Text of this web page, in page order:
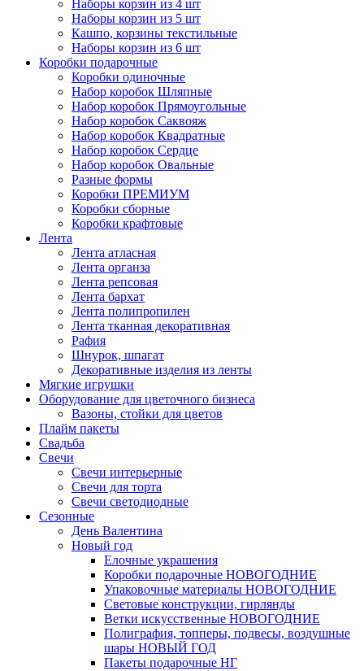
Наборы корзин из 4 шт
Наборы корзин из 5 шт
Кашпо, корзины текстильные
Наборы корзин из 6 шт
Коробки подарочные
Коробки одиночные
Набор коробок Шляпные
Набор коробок Прямоугольные
Набор коробок Саквояж
Набор коробок Квадратные
Набор коробок Сердце
Набор коробок Овальные
Разные формы
Коробки ПРЕМИУМ
Коробки сборные
Коробки крафтовые
Лента
Лента атласная
Лента органза
Лента репсовая
Лента бархат
Лента полипропилен
Лента тканная декоративная
Рафия
Шнурок, шпагат
Декоративные изделия из ленты
Мягкие игрушки
Оборудование для цветочного бизнеса
Вазоны, стойки для цветов
Плайм пакеты
Свадьба
Свечи
Свечи интерьерные
Свечи для торта
Свечи светодиодные
Сезонные
День Валентина
Новый год
Елочные украшения
Коробки подарочные НОВОГОДНИЕ
Упаковочные материалы НОВОГОДНИЕ
Световые конструкции, гирлянды
Ветки искусственные НОВОГОДНИЕ
Полиграфия, топперы, подвесы, воздушные
шары НОВЫЙ ГОД
Пакеты подарочные НГ